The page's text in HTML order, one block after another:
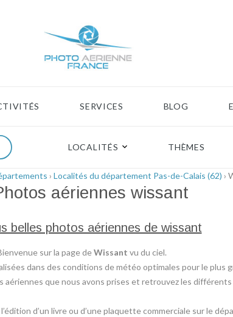
SERVICES BLOG
LOCALITÉS THÈMES
› Localités du département Pas-de-Calais (62) ›
aériennes wissant
belles photos aériennes de wissant
sur la page deWissant vu du ciel.
dans des conditions de météo optimales pour le plus
aériennes que nous avons prises et retrouvez les
d’un livre ou d’une plaquette commerciale sur le